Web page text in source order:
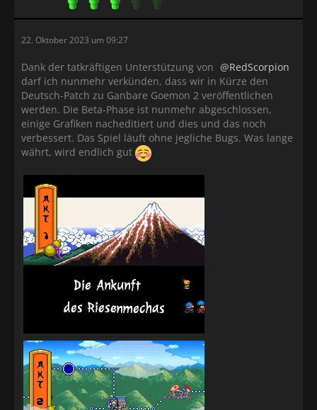
22. Oktober 2023 um 09:27
Dank der tatkräftigen Unterstützung von
RedScorpion
darf ich nunmehr verkünden, dass wir in Kürze den
Deutsch-Patch zu Ganbare Goemon 2 veröffentlichen
werden. Die Beta-Phase ist nunmehr abgeschlossen,
einige Grafiken nacheditiert und dies und das noch
verbessert. Das Spiel läuft ohne jegliche Bugs. Was lange
währt, wird endlich gut